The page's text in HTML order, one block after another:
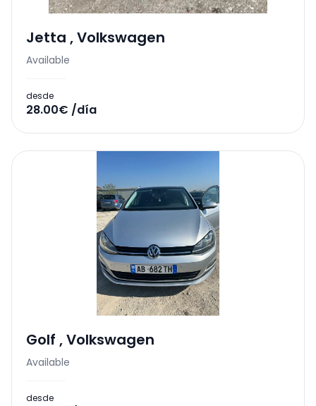
Jetta ,Volkswagen
Available
desde
28.00€ /día
Golf ,Volkswagen
Available
desde